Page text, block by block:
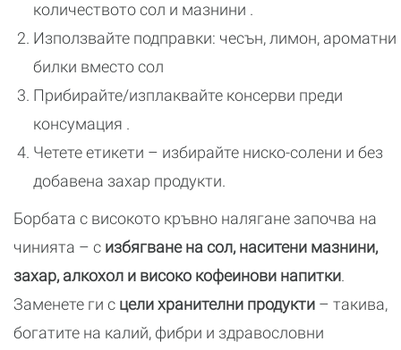
количеството сол и мазнини .
Използвайте подправки: чесън, лимон, ароматни
билки вместо сол
Прибирайте/изплаквайте консерви преди
консумация .
Четете етикети – избирайте ниско-солени и без
добавена захар продукти.
Борбата с високото кръвно налягане започва на
чинията – с избягване на сол, наситени мазнини,
захар, алкохол и високо кофеинови напитки.
Заменете ги с цели хранителни продукти – такива,
богатите на калий, фибри и здравословни